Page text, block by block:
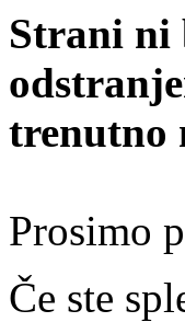
Strani ni
trenutno
Prosimo
Če ste